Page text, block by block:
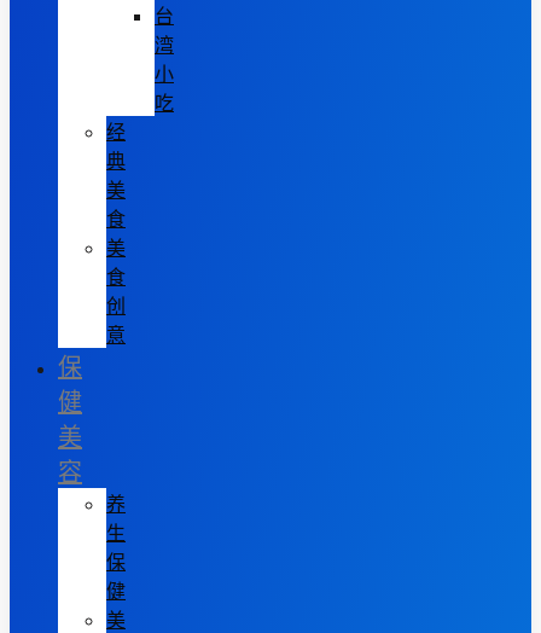
台
湾
小
吃
经
典
美
食
美
食
创
意
保
健
美
容
养
生
保
健
美